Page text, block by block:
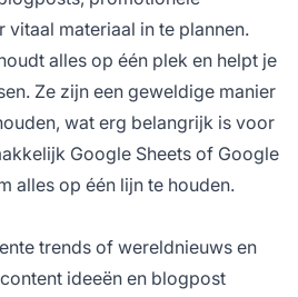
vitaal materiaal in te plannen.
alles op één plek en helpt je
Ze zijn een geweldige manier
wat erg belangrijk is voor
Google Sheets of Google
alles op één lijn te houden.
trends of wereldnieuws en
ideeën en blogpost